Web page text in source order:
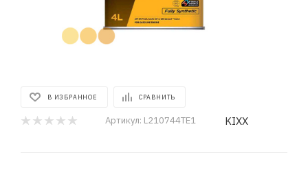
В ИЗБРАННОЕ СРАВНИТЬ
Артикул: L210744TE1 KIXX